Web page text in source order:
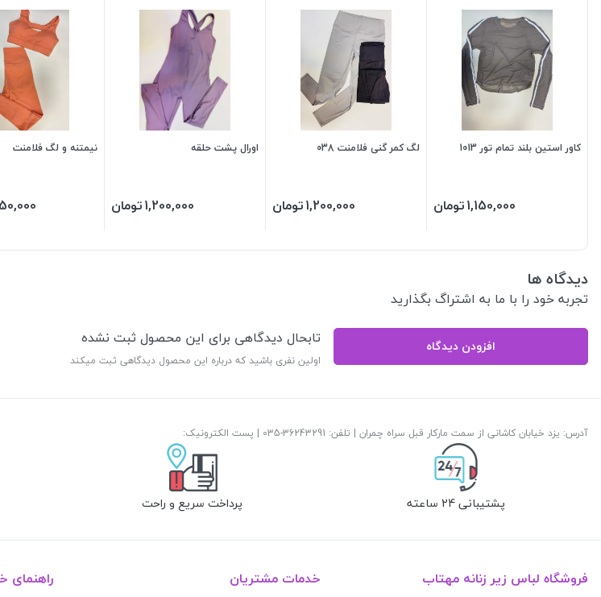
کاور استین بلند تمام تور 1013
1,150,000تومان
لگ کمر گنی فلامنت 038
1,200,000تومان
اورال پشت حلقه
1,200,000تومان
نیمتنه و لگ فلامنت
دیدگاه ها
تجربه خود را با ما به اشتراگ بگذارید
افزودن دیدگاه تابحال دیدگاهی برای این محصول ثبت نشده
اولین نفری باشید که درباره این محصول دیدگاهی ثبت میکند
آدرس: یزد خیابان کاشانی از سمت مارکار قبل سراه چمران | تلفن: ‎035-36243291 | پست الکترونیک:
پشتیبانی 24 ساعته پرداخت سریع و راحت
فروشگاه لباس زیر زنانه مهتاب خدمات مشتریان راهنمای